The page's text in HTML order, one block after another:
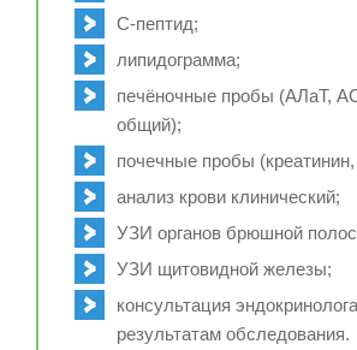
С-пептид;
липидограмма;
печёночные пробы (АЛаТ,
общий);
почечные пробы
анализ крови клинический;
УЗИ органов брюшной
УЗИ щитовидной железы;
консультация
результатам обследования.